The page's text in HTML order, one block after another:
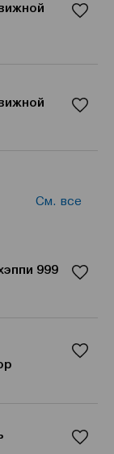
См. все
999